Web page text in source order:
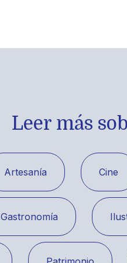
Leer más
Artesanía Cine
Gastronomía